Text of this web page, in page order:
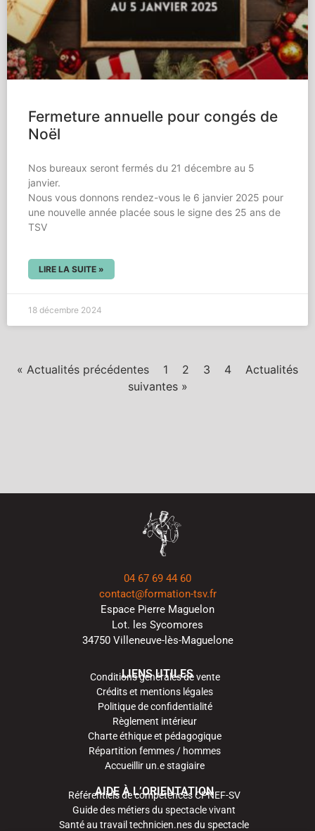
Fermeture annuelle pour congés de
Noël
Nos bureaux seront fermés du 21 décembre au 5
janvier.
Nous vous donnons rendez-vous le 6 janvier 2025 pour
une nouvelle année placée sous le signe des 25 ans de
TSV
LIRE LA SUITE »
18 décembre 2024
« Actualités précédentes 1 2 3 4
Actualités
suivantes »
04 67 69 44 60
contact@formation-tsv.fr
Espace Pierre Maguelon
Lot. les Sycomores
34750 Villeneuve-lès-Maguelone
LIENS UTILES
Conditions générales de vente
Crédits et mentions légales
Politique de confidentialité
Règlement intérieur
Charte éthique et pédagogique
Répartition femmes / hommes
Accueillir un.e stagiaire
AIDE À L’ORIENTATION
Référentiels de compétences CPNEF-SV
Guide des métiers du spectacle vivant
Santé au travail technicien.nes du spectacle